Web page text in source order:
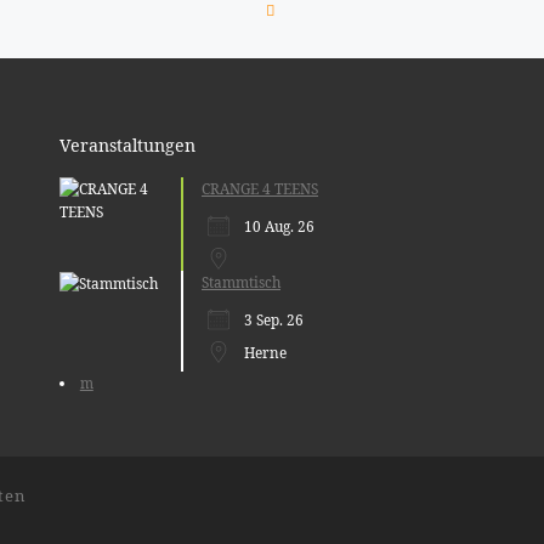
Veranstaltungen
CRANGE 4 TEENS
10 Aug. 26
Stammtisch
3 Sep. 26
Herne
m